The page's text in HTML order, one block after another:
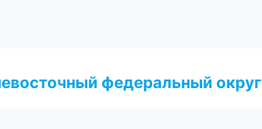
федеральный округ